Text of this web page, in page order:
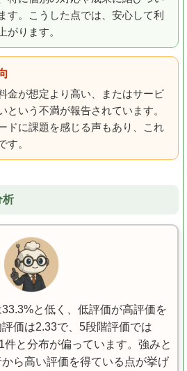
す。こうした点では、安心して利
がります。
金が想定より高い、またはサービ
という不満が報告されています。
ドに課題を感じる声もあり、これ
す。
析
と低く、低評価が高評価を
評価は2.33で、5段階評価では
件と分布が偏っています。強みと
ら高い評価を得ている点が挙げ